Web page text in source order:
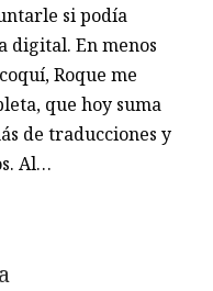
si podía
digital. En menos
Roque me
que hoy suma
de traducciones y
Al…